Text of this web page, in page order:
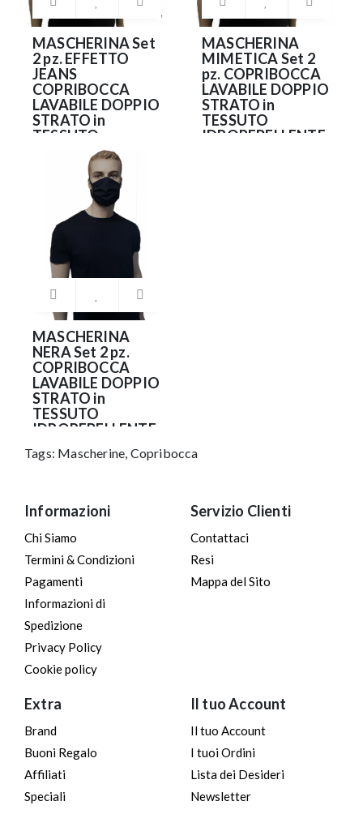
MASCHERINA Set
2 pz. EFFETTO
JEANS
COPRIBOCCA
LAVABILE DOPPIO
STRATO in
TESSUTO
IDROREPELLENTE
ANTIBATTERICO
(NO DPI)
9.90€
MASCHERINA
MIMETICA Set 2
pz. COPRIBOCCA
LAVABILE DOPPIO
STRATO in
TESSUTO
IDROREPELLENTE
MASCHERINA
NERA Set 2 pz.
COPRIBOCCA
LAVABILE DOPPIO
STRATO in
TESSUTO
IDROREPELLENTE
ANTIBATTERICO
Tags: Mascherine Copribocca
Informazioni
Chi Siamo
Termini & Condizioni
Pagamenti
Informazioni di
Spedizione
Privacy Policy
Cookie policy
Servizio Clienti
Contattaci
Resi
Mappa del Sito
Extra
Brand
Buoni Regalo
Affiliati
Speciali
Il tuo Account
Il tuo Account
I tuoi Ordini
Lista dei Desideri
Newsletter